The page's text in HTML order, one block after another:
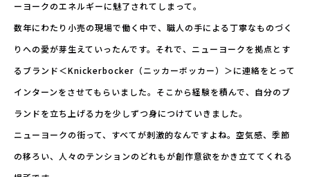
ーヨークのエネルギーに魅了されてしまって。
数年にわたり小売の現場で働く中で、職人の手による丁寧なものづく
りへの愛が芽生えていったんです。それで、ニューヨークを拠点とす
るブランド＜Knickerbocker（ニッカーボッカー）＞に連絡をとって
インターンをさせてもらいました。そこから経験を積んで、自分のブ
ランドを立ち上げる力を少しずつ身につけていきました。
ニューヨークの街って、すべてが刺激的なんですよね。空気感、季節
の移ろい、人々のテンションのどれもが創作意欲をかき立ててくれる